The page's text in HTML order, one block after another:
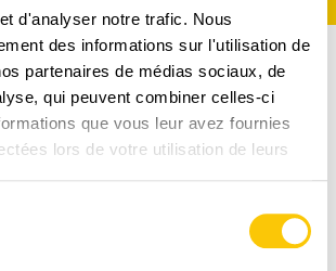
d'analyser notre trafic. Nous
des informations sur l'utilisation de
partenaires de médias sociaux, de
qui peuvent combiner celles-ci
que vous leur avez fournies
lors de votre utilisation de leurs